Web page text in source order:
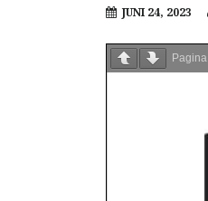
JUNI 24, 2023
Pagina